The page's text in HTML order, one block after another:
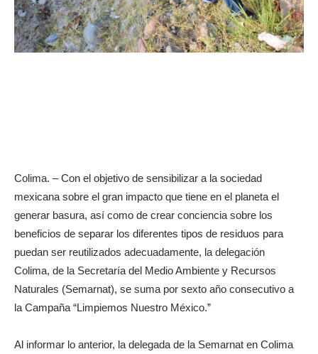
Colima. – Con el objetivo de sensibilizar a la sociedad
mexicana sobre el gran impacto que tiene en el planeta el
generar basura, así como de crear conciencia sobre los
beneficios de separar los diferentes tipos de residuos para
puedan ser reutilizados adecuadamente, la delegación
Colima, de la Secretaría del Medio Ambiente y Recursos
Naturales (Semarnat), se suma por sexto año consecutivo a
la Campaña “Limpiemos Nuestro México.”
Al informar lo anterior, la delegada de la Semarnat en Colima